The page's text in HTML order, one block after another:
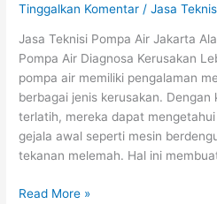
Tinggalkan Komentar /Jasa
Jasa Teknisi Pompa Air Jakarta
Pompa Air Diagnosa Kerusakan
pompa air memiliki pengalaman
berbagai jenis kerusakan.
terlatih, mereka dapat
gejala awal seperti mesin
tekanan melemah. Hal ini
Read More »